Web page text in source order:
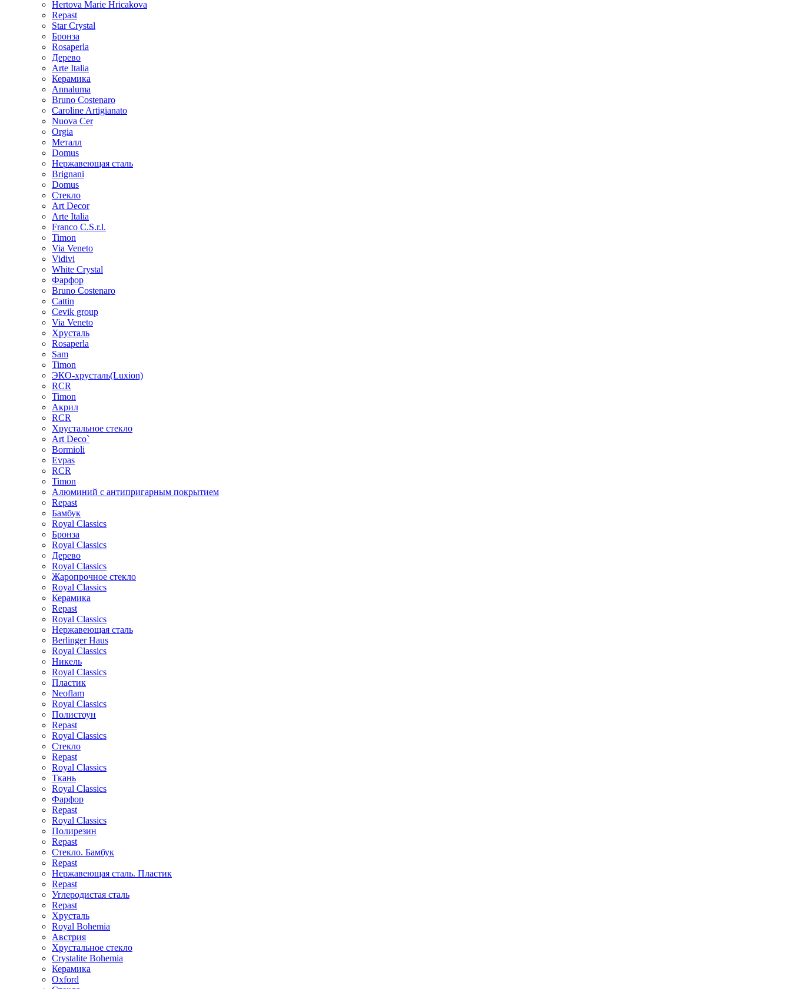
Hertova Marie Hricakova
Repast
Star Crystal
Бронза
Rosaperla
Дерево
Arte Italia
Керамика
Annaluma
Bruno Costenaro
Caroline Artigianato
Nuova Cer
Orgia
Металл
Domus
Нержавеющая сталь
Brignani
Domus
Стекло
Art Decor
Arte Italia
Franco C.S.r.l.
Timon
Via Veneto
Vidivi
White Crystal
Фарфор
Bruno Costenaro
Cattin
Cevik group
Via Veneto
Хрусталь
Rosaperla
Sam
Timon
ЭКО-хрусталь(Luxion)
RCR
Timon
Акрил
RCR
Хрустальное стекло
Art Deco`
Bormioli
Evpas
RCR
Timon
Алюминий с антипригарным покрытием
Repast
Бамбук
Royal Classics
Бронза
Royal Classics
Дерево
Royal Classics
Жаропрочное стекло
Royal Classics
Керамика
Repast
Royal Classics
Нержавеющая сталь
Berlinger Haus
Royal Classics
Никель
Royal Classics
Пластик
Neoflam
Royal Classics
Полистоун
Repast
Royal Classics
Стекло
Repast
Royal Classics
Ткань
Royal Classics
Фарфор
Repast
Royal Classics
Полирезин
Repast
Стекло. Бамбук
Repast
Нержавеющая сталь. Пластик
Repast
Углеродистая сталь
Repast
Хрусталь
Royal Bohemia
Австрия
Хрустальное стекло
Crystalite Bohemia
Керамика
Oxford